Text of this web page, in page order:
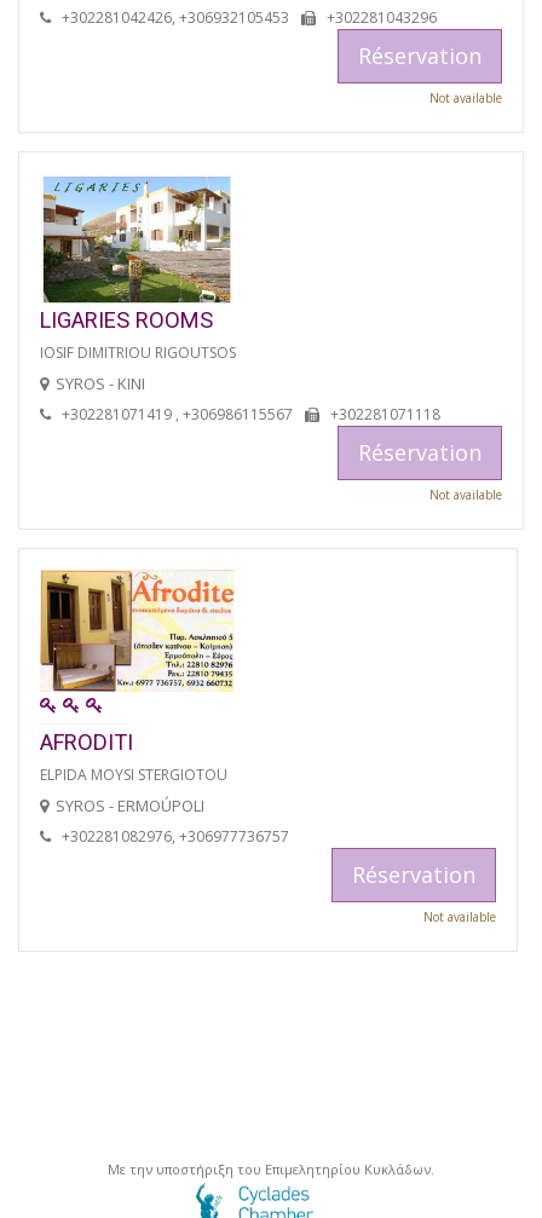
+302281042426, +306932105453 +302281043296
Réservation
Not available
LIGARIES ROOMS
IOSIF DIMITRIOU RIGOUTSOS
SYROS - KINI
+302281071419 , +306986115567 +302281071118
Réservation
Not available
AFRODITI
ELPIDA MOYSI STERGIOTOU
SYROS - ERMOÚPOLI
+302281082976, +306977736757
Réservation
Not available
Με την υποστήριξη του Επιμελητηρίου Κυκλάδων.